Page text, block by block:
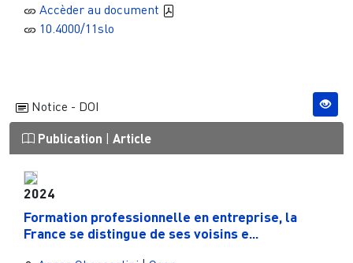
Accèder au document
10.4000/11slo
Notice - DOI
Publication Article
2024
Formation professionnelle en entreprise, la
France se distingue de ses voisins e...